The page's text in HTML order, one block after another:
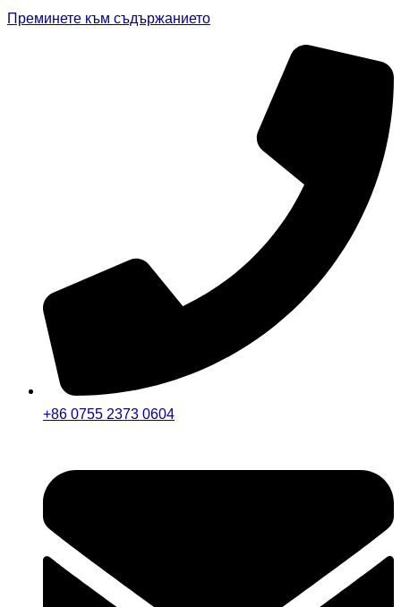
Преминете към съдържанието
+86 0755 2373 0604